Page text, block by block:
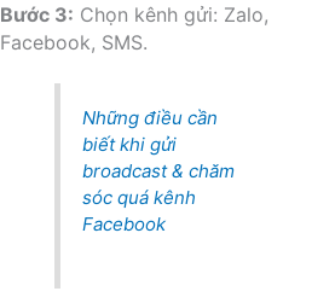
Bước 3: Chọn kênh gửi: Zalo,
Facebook, SMS.
Những điều cần
biết khi gửi
broadcast & chăm
sóc quá kênh
Facebook